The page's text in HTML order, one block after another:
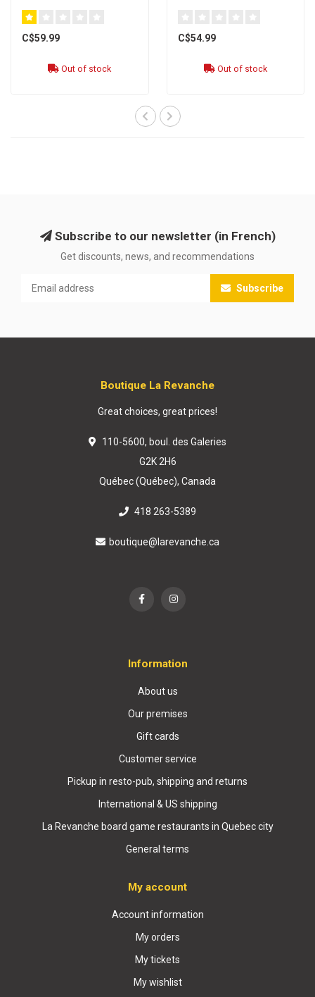
C$59.99
Out of stock
C$54.99
Out of stock
Subscribe to our newsletter (in French)
Get discounts, news, and recommendations
Subscribe
Boutique La Revanche
Great choices, great prices!
110-5600, boul. des Galeries
G2K 2H6
Québec (Québec), Canada
418 263-5389
boutique@larevanche.ca
Information
About us
Our premises
Gift cards
Customer service
Pickup in resto-pub, shipping and returns
International & US shipping
La Revanche board game restaurants in Quebec city
General terms
My account
Account information
My orders
My tickets
My wishlist